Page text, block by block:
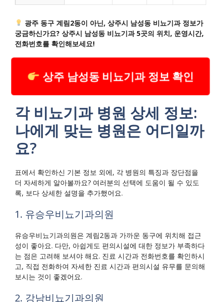
광주 동구 계림2동이 아닌, 상주시 남성동 비뇨기과 정보가
궁금하신가요? 상주시 남성동 비뇨기과 5곳의 위치, 운영시간,
전화번호를 확인해보세요!
상주 남성동 비뇨기과 정보 확인
각 비뇨기과 병원 상세 정보:
나에게 맞는 병원은 어디일까
요?
표에서 확인하신 기본 정보 외에, 각 병원의 특징과 장단점을
더 자세하게 알아볼까요? 여러분의 선택에 도움이 될 수 있도
록, 보다 상세한 설명을 추가했어요.
1. 유승우비뇨기과의원
유승우비뇨기과의원은 계림2동과 가까운 동구에 위치해 접근
성이 좋아요. 다만, 아쉽게도 편의시설에 대한 정보가 부족하다
는 점은 고려해 보셔야 해요. 진료 시간과 전화번호를 확인하시
고, 직접 전화하여 자세한 진료 시간과 편의시설 유무를 문의해
보시는 것이 좋겠어요.
2. 강남비뇨기과의원